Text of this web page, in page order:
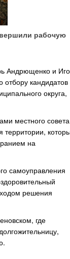
рабочую
Андрющенко и
отбору кандидатов
округа,
местного совета
территории,
на
самоуправления
решения
где